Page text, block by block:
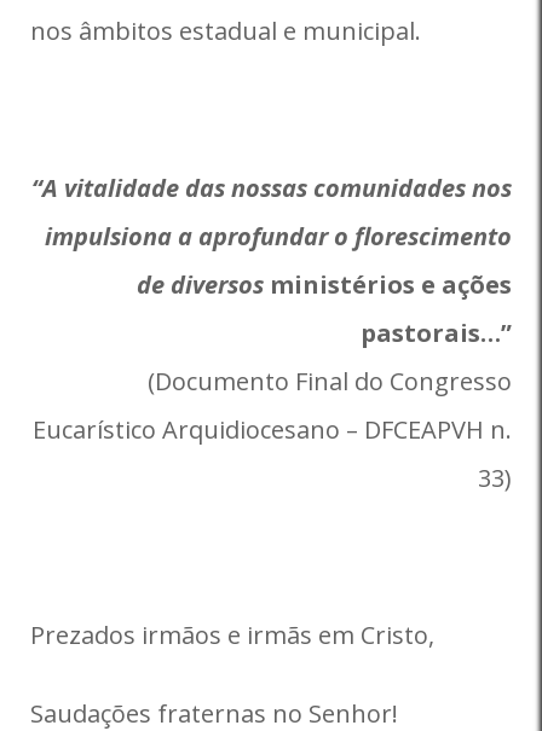
nos âmbitos estadual e municipal.
“A vitalidade das nossas comunidades nos
impulsiona a aprofundar o florescimento
de diversos ministérios e ações
pastorais…”
(Documento Final do Congresso
Eucarístico Arquidiocesano – DFCEAPVH n.
33)
Prezados irmãos e irmãs em Cristo,
Saudações fraternas no Senhor!